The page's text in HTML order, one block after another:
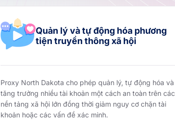
Quản lý và tự động hóa phương
tiện truyền thông xã hội
Proxy North Dakota cho phép quản lý, tự động hóa và
tăng trưởng nhiều tài khoản một cách an toàn trên các
nền tảng xã hội lớn đồng thời giảm nguy cơ chặn tài
khoản hoặc các vấn đề xác minh.